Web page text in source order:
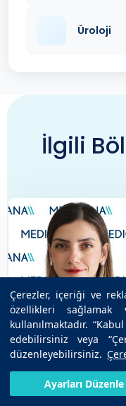
Çerezler, içeriği ve
özellikleri
kullanılmaktadır.
edebilirsiniz veya
düzenleyebilirsiniz.
Ayarları Düzenle
Üroloji
İlgili
Uzm. Dr. Büşra Er
HIZLI RANDEVU AL